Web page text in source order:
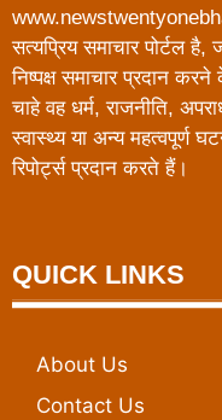
सत्यप्रिय समाचार पोर्टल
निष्पक्ष समाचार प्रदान
चाहे वह धर्म, राजनीति,
स्वास्थ्य या अन्य महत्वपूर्ण
रिपोर्ट्स प्रदान करते हैं।
QUICK LINKS
About Us
Contact Us